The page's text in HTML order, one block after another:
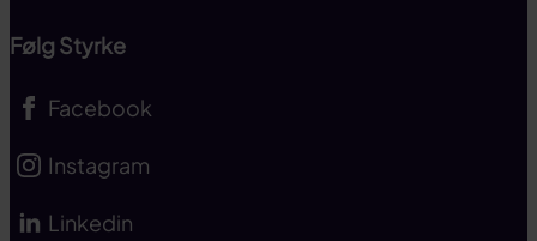
Følg Styrke
Facebook
Instagram
Linkedin